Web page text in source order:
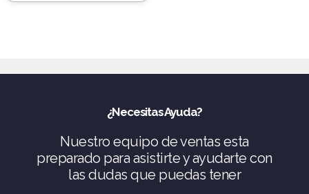
¿Necesitas Ayuda?
Nuestro equipo de ventas esta
preparado para asistirte y ayudarte con
las dudas que puedas tener